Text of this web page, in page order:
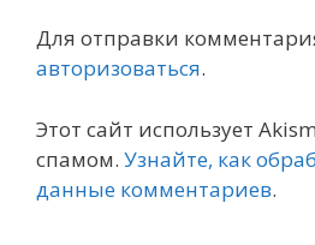
Для отправки
авторизоваться.
Этот сайт использует
спамом. Узнайте, как
данные комментариев.